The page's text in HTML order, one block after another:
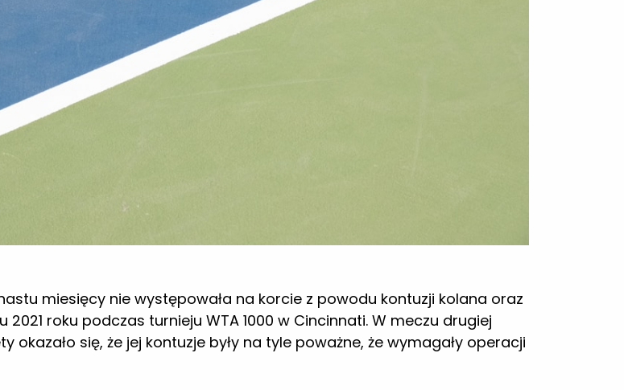
roku podczas turnieju WTA 1000 w Cincinnati. W meczu drugiej
okazało się, że jej kontuzje były na tyle poważne, że wymagały operacji
do rywalizacji. Jej pierwszy mecz odbył się podczas imprezy ITF w